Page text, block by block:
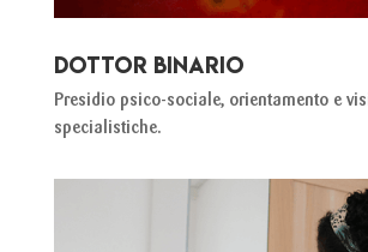
DOTTOR BINARIO
Presidio psico-sociale, orientamento e
specialistiche.